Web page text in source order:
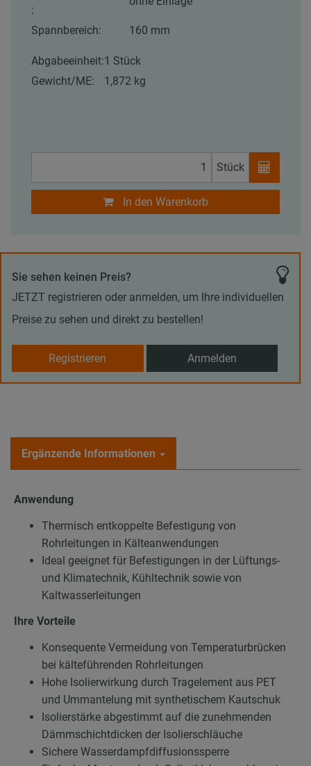
:
Spannbereich: 160 mm
Abgabeeinheit:1 Stück
Gewicht/ME:
1,872 kg
Stück
In den Warenkorb
Sie sehen keinen Preis?
JETZT registrieren oder anmelden, um Ihre individuellen
Preise zu sehen und direkt zu bestellen!
Registrieren Anmelden
Ergänzende Informationen
Anwendung
Thermisch entkoppelte Befestigung von
Rohrleitungen in Kälteanwendungen
Ideal geeignet für Befestigungen in der Lüftungs-
und Klimatechnik, Kühltechnik sowie von
Kaltwasserleitungen
Ihre Vorteile
Konsequente Vermeidung von Temperaturbrücken
bei kälteführenden Rohrleitungen
Hohe Isolierwirkung durch Tragelement aus PET
und Ummantelung mit synthetischem Kautschuk
Isolierstärke abgestimmt auf die zunehmenden
Dämmschichtdicken der Isolierschläuche
Sichere Wasserdampfdiffusionssperre